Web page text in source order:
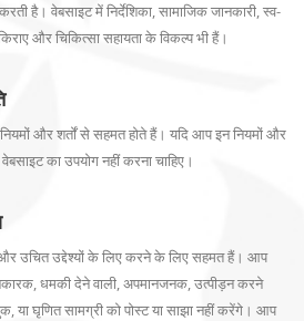
है। वेबसाइट में निर्देशिका, सामाजिक जानकारी, स्व-
और चिकित्सा सहायता के विकल्प भी हैं।
और शर्तों से सहमत होते हैं। यदि आप इन नियमों और
का उपयोग नहीं करना चाहिए।
उचित उद्देश्यों के लिए करने के लिए सहमत हैं। आप
धमकी देने वाली, अपमानजनक, उत्पीड़न करने
या घृणित सामग्री को पोस्ट या साझा नहीं करेंगे। आप